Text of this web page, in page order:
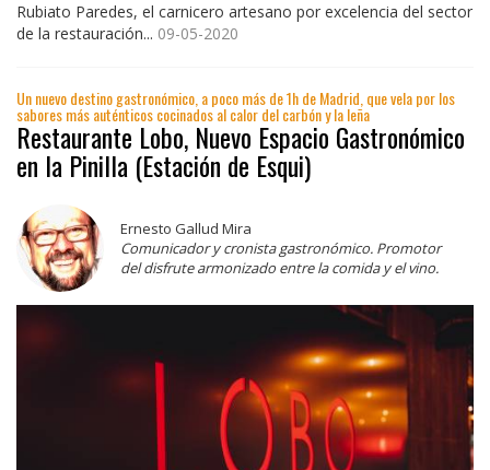
Rubiato Paredes, el carnicero artesano por excelencia del sector
de la restauración... 09-05-2020
Un nuevo destino gastronómico, a poco más de 1h de Madrid, que vela por los
sabores más auténticos cocinados al calor del carbón y la leña
Restaurante Lobo, Nuevo Espacio Gastronómico
en la Pinilla (Estación de Esqui)
Ernesto Gallud Mira
Comunicador y cronista gastronómico. Promotor
del disfrute armonizado entre la comida y el vino.